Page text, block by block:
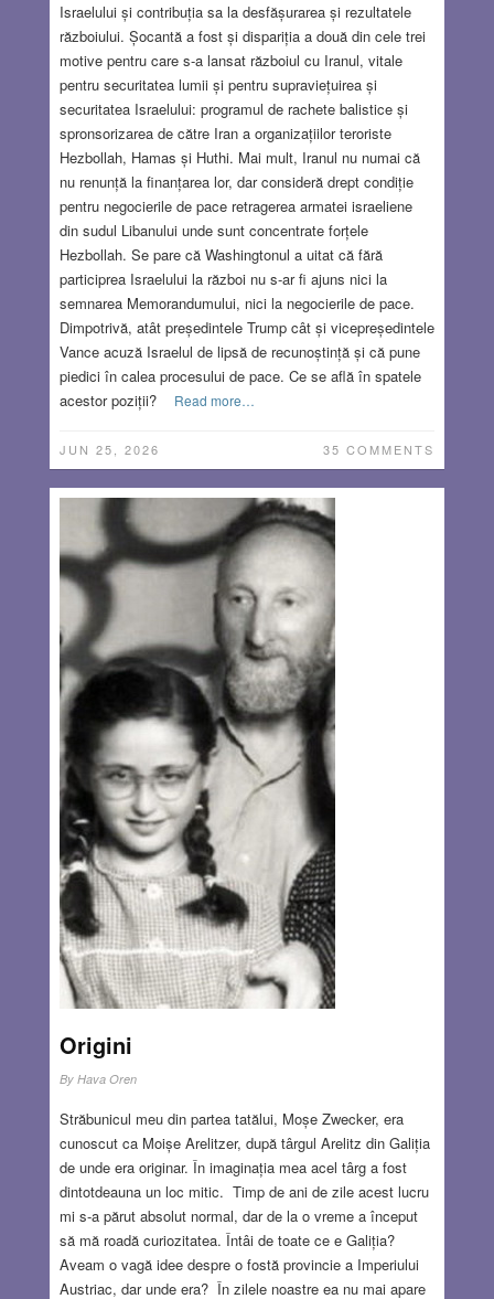
Israelului și contribuția sa la desfășurarea și rezultatele
războiului. Șocantă a fost și dispariția a două din cele trei
motive pentru care s-a lansat războiul cu Iranul, vitale
pentru securitatea lumii și pentru supraviețuirea și
securitatea Israelului: programul de rachete balistice și
spronsorizarea de către Iran a organizațiilor teroriste
Hezbollah, Hamas și Huthi. Mai mult, Iranul nu numai că
nu renunță la finanțarea lor, dar consideră drept condiție
pentru negocierile de pace retragerea armatei israeliene
din sudul Libanului unde sunt concentrate forțele
Hezbollah. Se pare că Washingtonul a uitat că fără
participrea Israelului la război nu s-ar fi ajuns nici la
semnarea Memorandumului, nici la negocierile de pace.
Dimpotrivă, atât președintele Trump cât și vicepreședintele
Vance acuză Israelul de lipsă de recunoștință și că pune
piedici în calea procesului de pace. Ce se află în spatele
acestor poziții?
Read more…
JUN 25, 2026 35 COMMENTS
Origini
By Hava Oren
Străbunicul meu din partea tatălui, Moșe Zwecker, era
cunoscut ca Moișe Arelitzer, după târgul Arelitz din Galiția
de unde era originar. În imaginația mea acel târg a fost
dintotdeauna un loc mitic. Timp de ani de zile acest lucru
mi s-a părut absolut normal, dar de la o vreme a început
să mă roadă curiozitatea. Întâi de toate ce e Galiția?
Aveam o vagă idee despre o fostă provincie a Imperiului
Austriac, dar unde era? În zilele noastre ea nu mai apare